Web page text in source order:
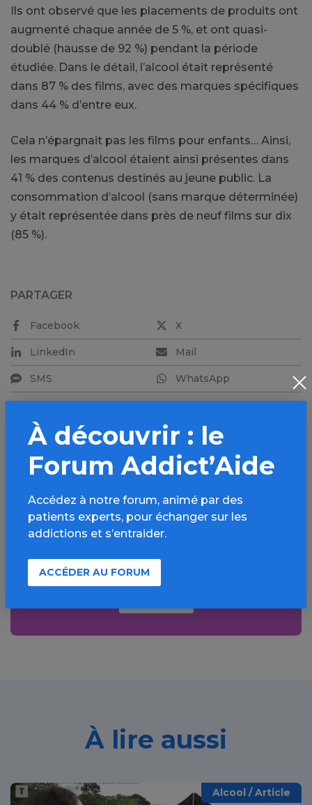
Ils ont observé que les placements de produits ont
augmenté chaque année de 5 %, et ont quasi-
doublé (hausse de 92 %) pendant la période
étudiée. Dans le détail, l’alcool était représenté
dans 87 % des films, avec des marques spécifiques
dans 44 % d’entre eux.
Cela n’épargnait pas les films pour enfants… Ainsi,
les marques d’alcool étaient ainsi présentes dans
41 % des contenus destinés au jeune public. La
consommation d’alcool (sans marque déterminée)
y était représentée dans près de neuf films sur dix
(85 %).
PARTAGER
Facebook X
LinkedIn Mail
SMS WhatsApp
Aller plus loin sur
l’espace Alcool
Informations, parcours d’évaluations,
ressources, actualités...
À lire aussi
Alcool / Article
À découvrir : le
Forum Addict’Aide
Accédez à notre forum, animé par des
patients experts, pour échanger sur les
addictions et s’entraider.
ACCÉDER AU FORUM